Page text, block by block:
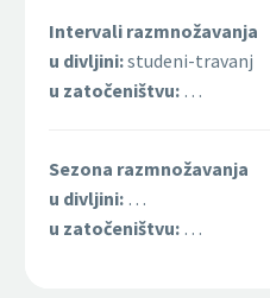
Intervali razmnožavanja
u divljini:studeni-travanj
u zatočeništvu: …
Sezona razmnožavanja
u divljini: …
u zatočeništvu: …